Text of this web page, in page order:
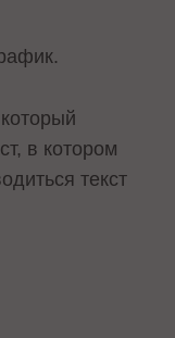
в котором
текст